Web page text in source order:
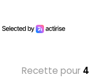
Recette pour 4